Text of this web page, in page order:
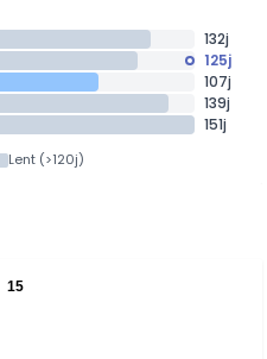
132j
125j
107j
139j
151j
Lent (>120j)
15